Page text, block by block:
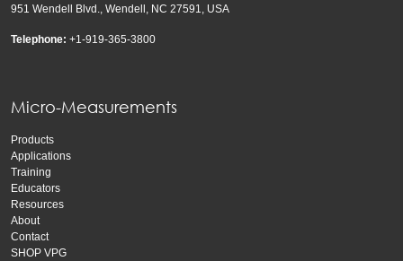
951 Wendell Blvd., Wendell, NC 27591, USA
Telephone: +1-919-365-3800
Micro-Measurements
Products
Applications
Training
Educators
Resources
About
Contact
SHOP VPG